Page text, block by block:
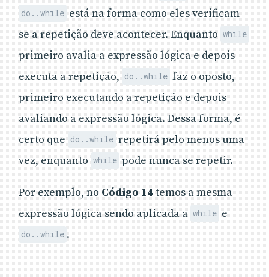
do..while está na forma como eles verificam
se a repetição deve acontecer. Enquanto while
primeiro avalia a expressão lógica e depois
executa a repetição, do..while faz o oposto,
primeiro executando a repetição e depois
avaliando a expressão lógica. Dessa forma, é
certo que do..while repetirá pelo menos uma
vez, enquanto while pode nunca se repetir.
Por exemplo, no Código 14temos a mesma
expressão lógica sendo aplicada a while e
do..while .